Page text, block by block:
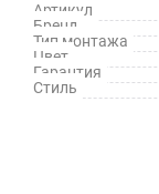
Артикул
Бренд
Тип монтажа
Цвет
Гарантия
Стиль